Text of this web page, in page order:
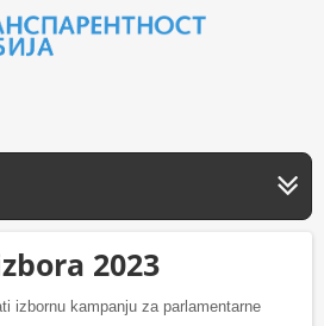
2023
izbornu kampanju za parlamentarne